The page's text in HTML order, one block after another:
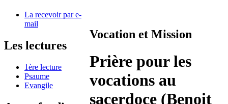
La recevoir par e-
mail
Les lectures
1ère lecture
Psaume
Evangile
Vocation et Mission
Prière pour les
vocations au
sacerdoce (Benoit